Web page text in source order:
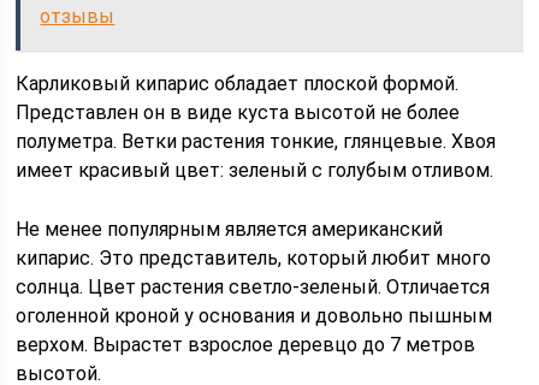
отзывы
Карликовый кипарис обладает плоской формой.
Представлен он в виде куста высотой не более
полуметра. Ветки растения тонкие, глянцевые. Хвоя
имеет красивый цвет: зеленый с голубым отливом.
Не менее популярным является американский
кипарис. Это представитель, который любит много
солнца. Цвет растения светло-зеленый. Отличается
оголенной кроной у основания и довольно пышным
верхом. Вырастет взрослое деревцо до 7 метров
высотой.